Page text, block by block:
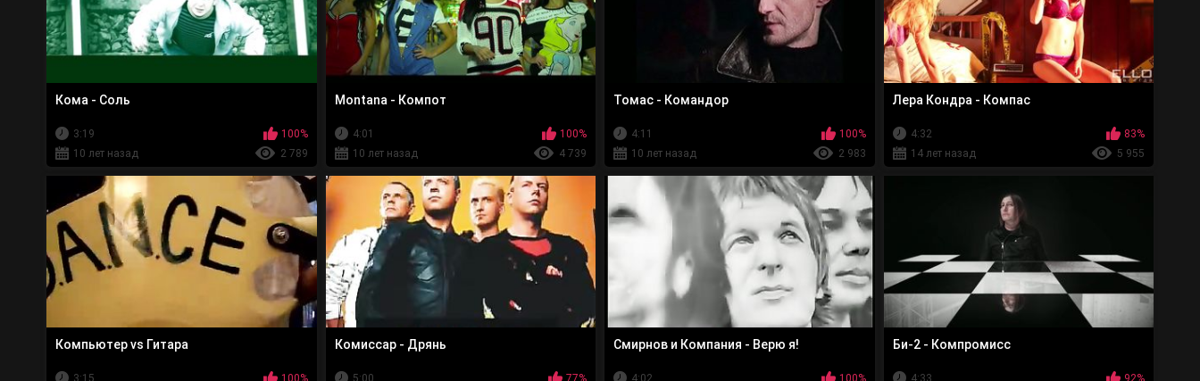
Кома - Соль
3:19
100%
10 лет назад
2 789
Montana - Компот
4:01
100%
10 лет назад
4 739
Томас - Командор
4:11
100%
10 лет назад
2 983
Лера Кондра - Компас
4:32
83%
14 лет назад
5 955
Компьютер vs Гитара
3:15 100%
Комиссар - Дрянь
5:00 77%
Смирнов и Компания - Верю я!
4:02 100%
Би-2 - Компромисс
4:33 92%